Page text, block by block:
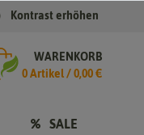
Kontrast erhöhen
WARENKORB
0Artikel /0,00 €
SALE